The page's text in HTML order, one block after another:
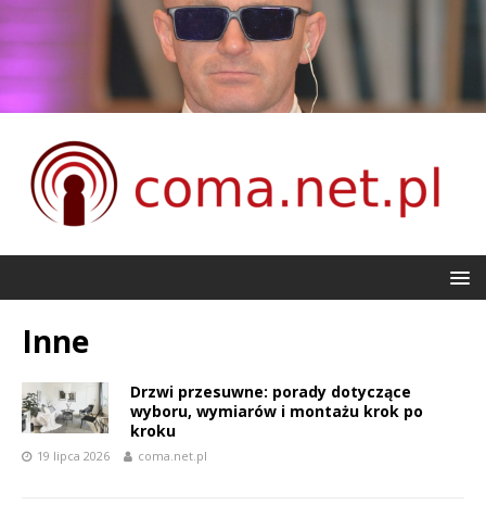
Inne
Drzwi przesuwne: porady dotyczące
wyboru, wymiarów i montażu krok po
kroku
19 lipca 2026 coma.net.pl